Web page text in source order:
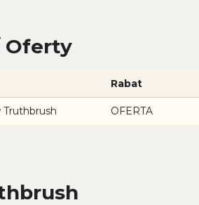
Oferty
Rabat
OFERTA